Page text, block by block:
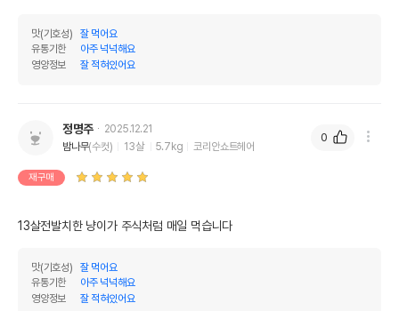
맛(기호성)
잘 먹어요
유통기한
아주 넉넉해요
영양정보
잘 적혀있어요
정명주
2025.12.21
밤나무(수컷) 13살 5.7kg 코리안쇼트헤어
재구매
13살전발치한 냥이가 주식처럼 매일 먹습니다
맛(기호성)
잘 먹어요
유통기한
아주 넉넉해요
영양정보
잘 적혀있어요
0